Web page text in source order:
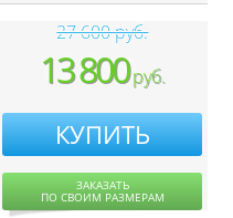
27 600 руб.
13 800руб.
КУПИТЬ
ЗАКАЗАТЬ
ПО СВОИМ РАЗМЕРАМ